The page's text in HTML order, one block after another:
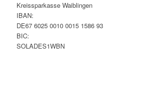
Kreissparkasse Waiblingen
IBAN:
DE67 6025 0010 0015 1586 93
BIC:
SOLADES1WBN